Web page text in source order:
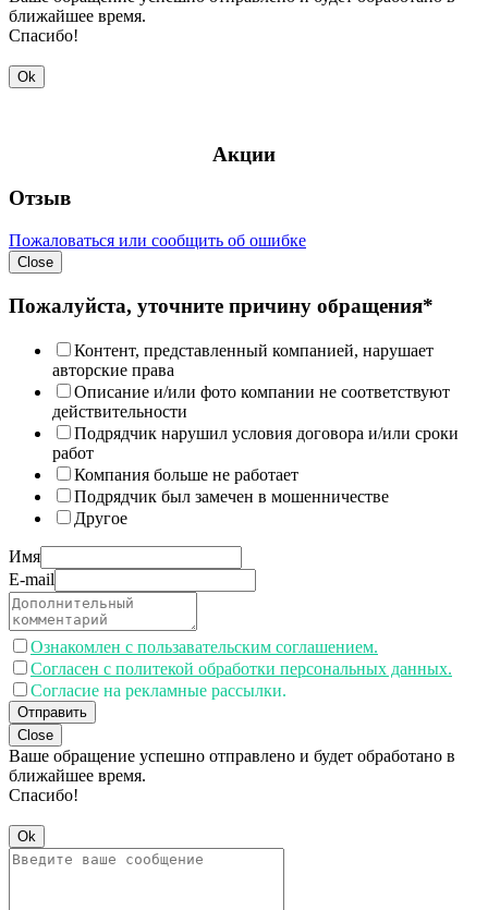
ближайшее время.
Спасибо!
Ok
Акции
Отзыв
Пожаловаться или сообщить об ошибке
Close
Пожалуйста, уточните причину обращения*
Контент, представленный компанией, нарушает
авторские права
Описание и/или фото компании не соответствуют
действительности
Подрядчик нарушил условия договора и/или сроки
работ
Компания больше не работает
Подрядчик был замечен в мошенничестве
Другое
Имя
E-mail
Ознакомлен с пользавательским соглашением.
Согласен с политекой обработки персональных данных.
Согласие на рекламные рассылки.
Отправить
Close
Ваше обращение успешно отправлено и будет обработано в
ближайшее время.
Спасибо!
Ok